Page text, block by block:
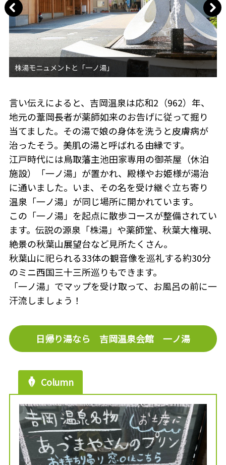
言い伝えによると、吉岡温泉は応和2（962）年、
地元の葦岡長者が薬師如来のお告げに従って掘り
当てました。その湯で娘の身体を洗うと皮膚病が
治ったそう。美肌の湯と呼ばれる由縁です。
江戸時代には鳥取藩主池田家専用の御茶屋（休泊
施設）「一ノ湯」が置かれ、殿様やお姫様が湯治
に通いました。いま、その名を受け継ぐ立ち寄り
温泉「一ノ湯」が同じ場所に開かれています。
この「一ノ湯」を起点に散歩コースが整備されてい
ます。伝説の源泉「株湯」や薬師堂、秋葉大権現、
絶景の秋葉山展望台など見所たくさん。
秋葉山に祀られる33体の観音像を巡礼する約30分
のミニ西国三十三所巡りもできます。
「一ノ湯」でマップを受け取って、お風呂の前に一
汗流しましょう！
日帰り湯なら 吉岡温泉会館 一ノ湯
Column